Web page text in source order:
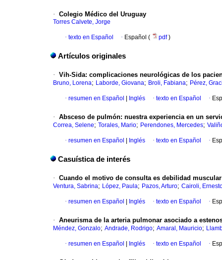
· Colegio Médico del Uruguay
Torres Calvete, Jorge
· texto en Español · Español ( pdf)
Artículos originales
· Vih-Sida: complicaciones neurológicas de los
Bruno, Lorena; Laborde, Giovana; Broli, Fabiana; Pérez,
· resumen en Español Inglés · texto en Español ·
· Absceso de pulmón: nuestra experiencia en un
Correa, Selene; Torales, Mario; Perendones, Mercedes;
· resumen en Español Inglés · texto en Español ·
Casuística de interés
· Cuando el motivo de consulta es debilidad muscular
Ventura, Sabrina; López, Paula; Pazos, Arturo; Cairoli,
· resumen en Español Inglés · texto en Español ·
· Aneurisma de la arteria pulmonar asociado a
Méndez, Gonzalo; Andrade, Rodrigo; Amaral, Mauricio;
· resumen en Español Inglés · texto en Español ·